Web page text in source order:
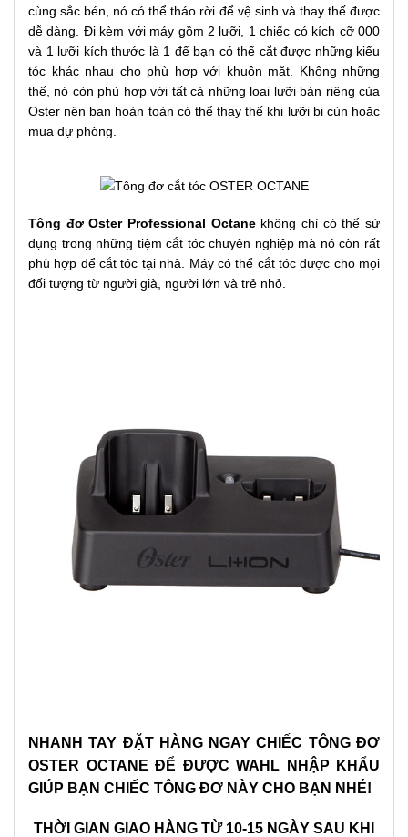
cùng sắc bén, nó có thể tháo rời để vệ sinh và thay thế được
dễ dàng. Đi kèm với máy gồm 2 lưỡi, 1 chiếc có kích cỡ 000
và 1 lưỡi kích thước là 1 để bạn có thể cắt được những kiểu
tóc khác nhau cho phù hợp với khuôn mặt. Không những
thế, nó còn phù hợp với tất cả những loại lưỡi bán riêng của
Oster nên bạn hoàn toàn có thể thay thế khi lưỡi bị cùn hoặc
mua dự phòng.
Tông đơ Oster Professional Octanekhông chỉ có thể sử
dụng trong những tiệm cắt tóc chuyên nghiệp mà nó còn rất
phù hợp để cắt tóc tại nhà. Máy có thể cắt tóc được cho mọi
đối tượng từ người già, người lớn và trẻ nhỏ.
NHANH TAY ĐẶT HÀNG NGAY CHIẾC TÔNG ĐƠ
OSTER OCTANE ĐỂ ĐƯỢC WAHL NHẬP KHẨU
GIÚP BẠN CHIẾC TÔNG ĐƠ NÀY CHO BẠN NHÉ!
THỜI GIAN GIAO HÀNG TỪ 10-15 NGÀY SAU KHI